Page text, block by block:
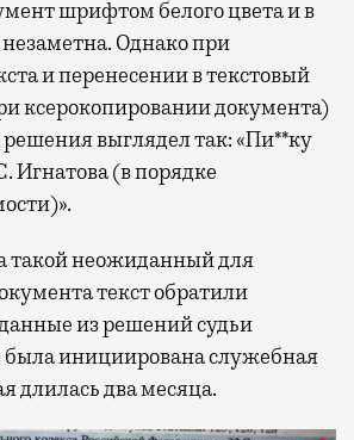
шрифтом белого цвета и в
Однако при
и перенесении в текстовый
ксерокопировании документа)
решения выглядел так: «Пи**ку
Игнатова (в порядке
такой неожиданный для
текст обратили
из решений судьи
была инициирована служебная
длилась два месяца.